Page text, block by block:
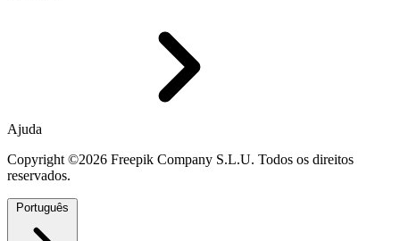
Ajuda
Copyright ©2026 Freepik Company S.L.U. Todos os direitos
reservados.
Português